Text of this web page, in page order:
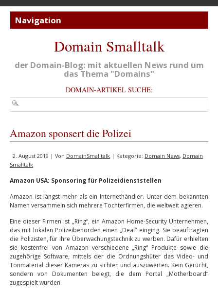
Domain Smalltalk
der Domain-Blog: mit aktuellen News rund um
das Thema "Domains"
DOMAIN-ARTIKEL SUCHE:
Amazon sponsert die Polizei
2. August 2019 | Von DomainSmalltalk | Kategorie: Domain News, Domain
Smalltalk
Amazon USA: Sponsoring für Polizeidienststellen
Amazon ist längst mehr als ein Internethändler. Unter dem bekannten
Namen versammeln sich mehrere Tochterfirmen, die weltweit agieren.
Eine dieser Firmen ist „Ring“, ein Amazon Home-Security Unternehmen,
das mit lokalen Polizeibehörden einen „Deal“ einging. Sie beauftragten
die Polizisten, für ihre Überwachungstechnik zu werben. Dafür erhielten
sie kostenfrei von Amazon verschiedene „Ring“ Produkte sowie die
zugehörige Software, mittels der die Ordnungshüter das Video- und
Tonmaterial dieser Kameras zu sichten und auszuwerten. Kein Gerücht,
sondern von Dokumenten belegt, die dem Portal „Motherboard“
zugespielt wurden.